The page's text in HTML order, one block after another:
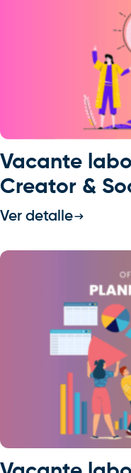
Vacante
Creator &
Ver detalle